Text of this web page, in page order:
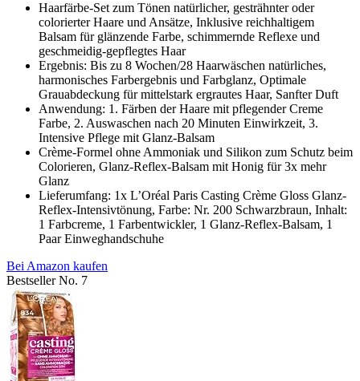
Haarfärbe-Set zum Tönen natürlicher, gesträhnter oder
colorierter Haare und Ansätze, Inklusive reichhaltigem
Balsam für glänzende Farbe, schimmernde Reflexe und
geschmeidig-gepflegtes Haar
Ergebnis: Bis zu 8 Wochen/28 Haarwäschen natürliches,
harmonisches Farbergebnis und Farbglanz, Optimale
Grauabdeckung für mittelstark ergrautes Haar, Sanfter Duft
Anwendung: 1. Färben der Haare mit pflegender Creme
Farbe, 2. Auswaschen nach 20 Minuten Einwirkzeit, 3.
Intensive Pflege mit Glanz-Balsam
Crème-Formel ohne Ammoniak und Silikon zum Schutz beim
Colorieren, Glanz-Reflex-Balsam mit Honig für 3x mehr
Glanz
Lieferumfang: 1x L’Oréal Paris Casting Crème Gloss Glanz-
Reflex-Intensivtönung, Farbe: Nr. 200 Schwarzbraun, Inhalt:
1 Farbcreme, 1 Farbentwickler, 1 Glanz-Reflex-Balsam, 1
Paar Einweghandschuhe
Bei Amazon kaufen
Bestseller No. 7